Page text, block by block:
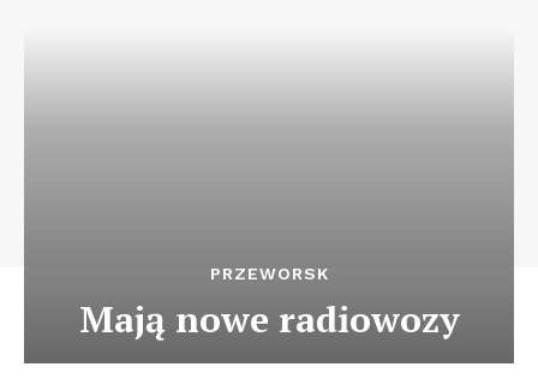
PRZEWORSK
Mają nowe radiowozy